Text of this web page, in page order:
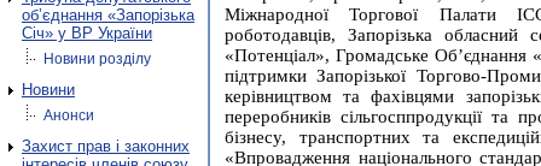
об’єднання «Запорізька
Січ» у ВР України
Новини розділу
Новини
Анонси
Захист прав і законних
Міжнародної Торгової Палати
роботодавців, Запорізька обласний
«Потенціал», Громадське
підтримки Запорізької Торгово-
керівництвом та фахівцями
переробників сільгосппродукції та
бізнесу, транспортних та
«Впровадження національного